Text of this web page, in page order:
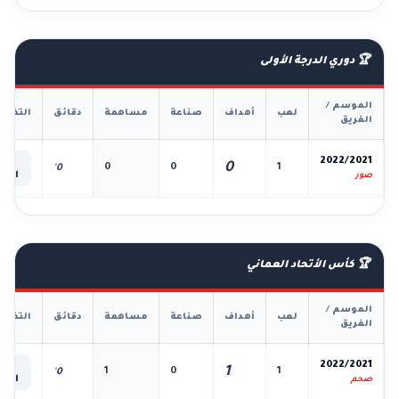
🏆 دوري الدرجة الأولى
الموسم /
الفريق
لعب أهداف صناعة مساهمة دقائق
2022/2021
صور
1
0
0
0
0'
🏆 كأس الأتحاد العماني
الموسم /
الفريق
لعب أهداف صناعة مساهمة دقائق
2022/2021
صحم
1
1
0
1
0'